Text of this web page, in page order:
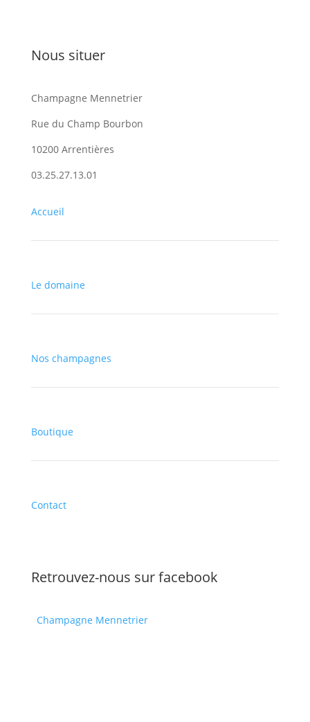
Nous situer
Champagne Mennetrier
Rue du Champ Bourbon
10200 Arrentières
03.25.27.13.01
Accueil
Le domaine
Nos champagnes
Boutique
Contact
Retrouvez-nous sur facebook
Champagne Mennetrier